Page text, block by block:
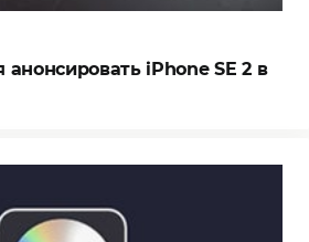
анонсировать iPhone SE 2 в